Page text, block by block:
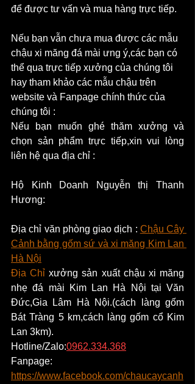
để được tư vấn và mua hàng trực tiếp.
Nếu bạn vẫn chưa mua được các mẫu
chậu xi măng đá mài ưng ý,các bạn có
thể qua trực tiếp xưởng của chúng tôi
hay tham khảo các mẫu chậu trên
website và Fanpage chính thức của
chúng tôi :
Nếu bạn muốn ghé thăm xưởng và
chọn sản phẩm trực tiếp,xin vui lòng
liên hệ qua địa chỉ :
Hộ Kinh Doanh Nguyễn thị Thanh
Hương:
Địa chỉ văn phòng giao dịch : Chậu Cây
Cảnh bằng gốm sứ và xi măng Kim Lan
Hà Nội
Địa Chỉ xưởng sản xuất chậu xi măng
nhẹ đá mài Kim Lan Hà Nội tại Văn
Đức,Gia Lâm Hà Nội.(cách làng gốm
Bát Tràng 5 km,cách làng gốm cổ Kim
Lan 3km).
Hotline/Zalo:0962.334.368
https://www.facebook.com/chaucaycanh